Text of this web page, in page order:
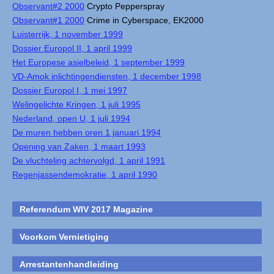
Observant#2 2000 Crypto Pepperspray
Observant#1 2000 Crime in Cyberspace, EK2000
Luisterrijk, 1 november 1999
Dossier Europol II, 1 april 1999
Het Europese asielbeleid, 1 september 1999
VD-Amok inlichtingendiensten, 1 december 1998
Dossier Europol I, 1 mei 1997
Welingelichte Kringen, 1 juli 1995
Nederland, open U, 1 juli 1994
De muren hebben oren 1 januari 1994
Opening van Zaken, 1 maart 1993
De vluchteling achtervolgd, 1 april 1991
Regenjassendemokratie, 1 april 1990
Referendum WIV 2017 Magazine
Voorkom Vernietiging
Arrestantenhandleiding